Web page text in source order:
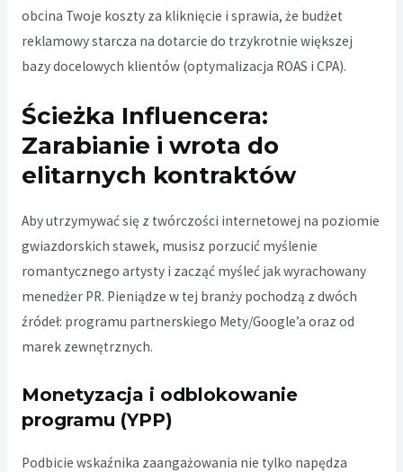
obcina Twoje koszty za kliknięcie i sprawia, że budżet
reklamowy starcza na dotarcie do trzykrotnie większej
bazy docelowych klientów (optymalizacja ROAS i CPA).
Ścieżka Influencera:
Zarabianie i wrota do
elitarnych kontraktów
Aby utrzymywać się z twórczości internetowej na poziomie
gwiazdorskich stawek, musisz porzucić myślenie
romantycznego artysty i zacząć myśleć jak wyrachowany
menedżer PR. Pieniądze w tej branży pochodzą z dwóch
źródeł: programu partnerskiego Mety/Google’a oraz od
marek zewnętrznych.
Monetyzacja i odblokowanie
programu (YPP)
Podbicie wskaźnika zaangażowania nie tylko napędza